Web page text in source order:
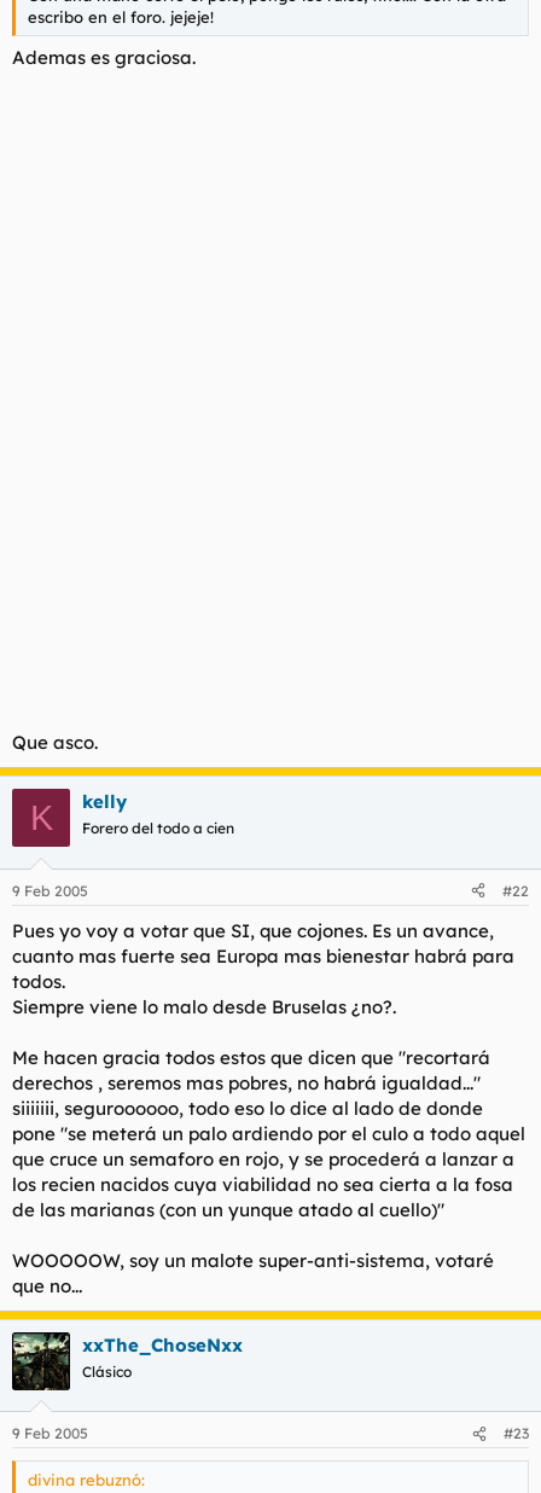
escribo en el foro. jejeje!
Ademas es graciosa.
Que asco.
K kelly
Forero del todo a cien
9 Feb 2005 #22
Pues yo voy a votar que SI, que cojones. Es un avance,
cuanto mas fuerte sea Europa mas bienestar habrá para
todos.
Siempre viene lo malo desde Bruselas ¿no?.
Me hacen gracia todos estos que dicen que "recortará
derechos , seremos mas pobres, no habrá igualdad..."
siiiiiii, seguroooooo, todo eso lo dice al lado de donde
pone "se meterá un palo ardiendo por el culo a todo aquel
que cruce un semaforo en rojo, y se procederá a lanzar a
los recien nacidos cuya viabilidad no sea cierta a la fosa
de las marianas (con un yunque atado al cuello)"
WOOOOOW, soy un malote super-anti-sistema, votaré
que no...
xxThe_ChoseNxx
Clásico
9 Feb 2005 #23
divina rebuznó: